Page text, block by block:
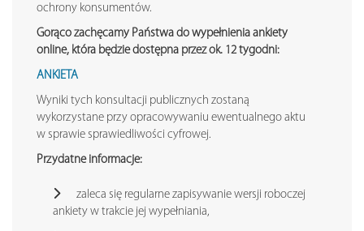
ochrony konsumentów.
Gorąco zachęcamy Państwa do wypełnienia ankiety
online, która będzie dostępna przez ok. 12 tygodni:
ANKIETA
Wyniki tych konsultacji publicznych zostaną
wykorzystane przy opracowywaniu ewentualnego aktu
w sprawie sprawiedliwości cyfrowej.
Przydatne informacje:
zaleca się regularne zapisywanie wersji roboczej
ankiety w trakcie jej wypełniania,